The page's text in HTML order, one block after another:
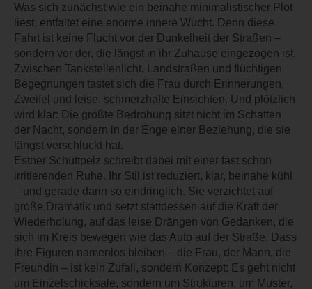
Was sich zunächst wie ein beinahe minimalistischer Plot
liest, entfaltet eine enorme innere Wucht. Denn diese
Fahrt ist keine Flucht vor der Dunkelheit der Straßen –
sondern vor der, die längst in ihr Zuhause eingezogen ist.
Zwischen Tankstellenlicht, Landstraßen und flüchtigen
Begegnungen tastet sich die Frau durch Erinnerungen,
Zweifel und leise, schmerzhafte Einsichten. Und plötzlich
wird klar: Die größte Bedrohung sitzt nicht im Schatten
der Nacht, sondern in der Enge einer Beziehung, die sie
längst verschluckt hat.
Esther Schüttpelz schreibt dabei mit einer fast schon
irritierenden Ruhe. Ihr Stil ist reduziert, klar, beinahe kühl
– und gerade darin so eindringlich. Sie verzichtet auf
große Dramatik und setzt stattdessen auf die Kraft der
Wiederholung, auf das leise Drängen von Gedanken, die
sich im Kreis bewegen wie das Auto auf der Straße. Dass
ihre Figuren namenlos bleiben – die Frau, der Mann, die
Freundin – ist kein Zufall, sondern Konzept: Es geht nicht
um Einzelschicksale, sondern um Strukturen, um Muster,